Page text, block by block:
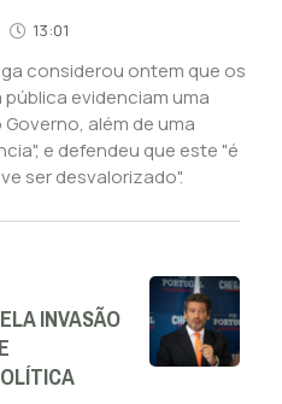
13:01
considerou ontem que os
evidenciam uma
além de uma
e defendeu que este "é
ser desvalorizado".
INVASÃO